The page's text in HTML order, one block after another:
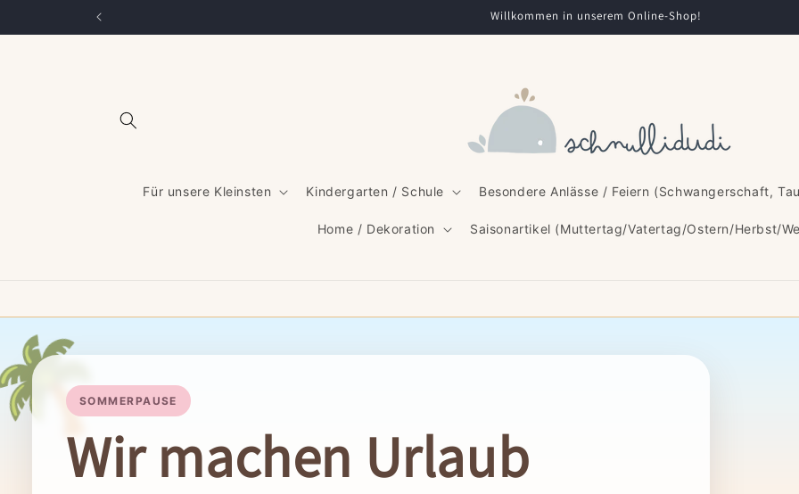
Inhalt
Willkommen in unserem Online-Shop!
Für unsere Kleinsten Kindergarten / Schule Besondere Anlässe / Feiern (Schwangerschaft,
Home / Dekoration Saisonartikel (Muttertag/Vatertag/Ostern/Herbst/
SOMMERPAUSE
Wir machen Urlaub